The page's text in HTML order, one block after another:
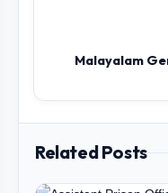
Malayalam
Related Posts